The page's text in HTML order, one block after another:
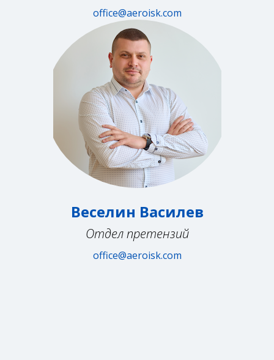
office@aeroisk.com
Веселин Василев
Отдел претензий
office@aeroisk.com